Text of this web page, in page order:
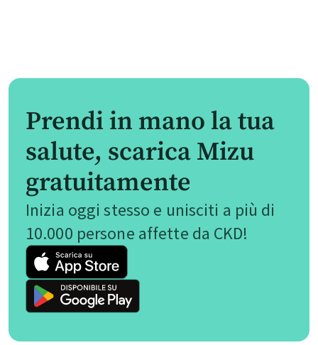
Prendi in mano la tua
salute, scarica Mizu
gratuitamente
Inizia oggi stesso e unisciti a più di
10.000 persone affette da CKD!